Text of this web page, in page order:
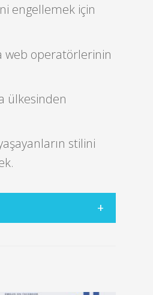
engellemek için
web operatörlerinin
ülkesinden
stilini